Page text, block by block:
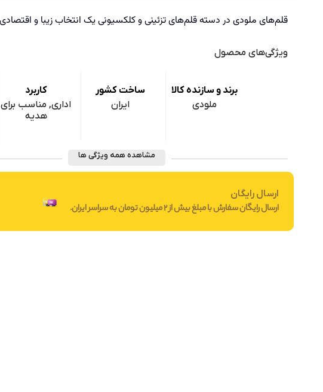
قلم‌های ملودی در دسته قلم‌های تزئینی و کلکسیونی یک انتخاب زیبا و
ویژگی‌های محصول
برند و سازنده کالا
ملودی
ساخت کشور
ایران
کاربرد
اداری, مناسب برای
هدیه
مشاهده همه ویژگی ها
ارسال رایگان
ارسال رایگان سفارش با مبلغ بیش از 2 میلیون تومان به سراسر ایران.